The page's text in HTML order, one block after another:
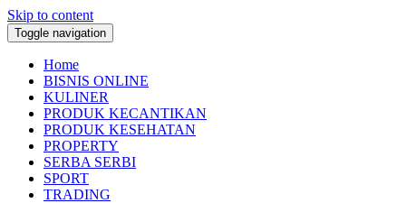
Skip to content
Toggle navigation
Home
BISNIS ONLINE
KULINER
PRODUK KECANTIKAN
PRODUK KESEHATAN
PROPERTY
SERBA SERBI
SPORT
TRADING